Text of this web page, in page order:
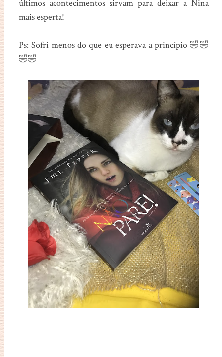
últimos acontecimentos sirvam para deixar a Nina
mais esperta!
Ps: Sofri menos do que eu esperava a princípio 🤣🤣
🤣🤣